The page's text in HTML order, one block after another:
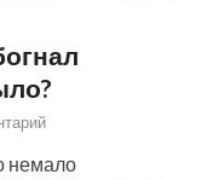
немало